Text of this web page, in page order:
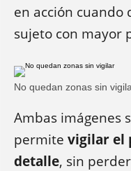
en acción
sujeto con mayor
No quedan zonas sin
Ambas imágenes
permitevigilar el
detalle, sin